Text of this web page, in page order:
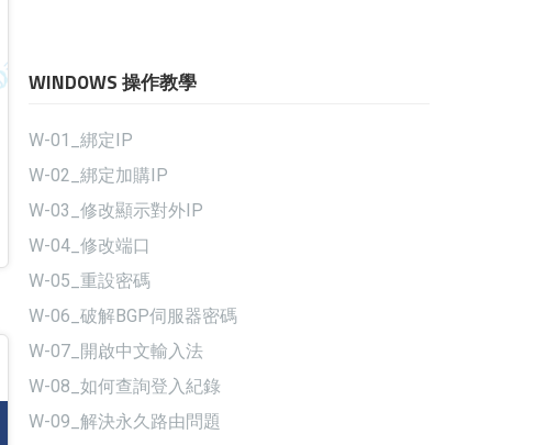
WINDOWS 操作教學
W-01_綁定IP
W-02_綁定加購IP
W-03_修改顯示對外IP
W-04_修改端口
W-05_重設密碼
W-06_破解BGP伺服器密碼
W-07_開啟中文輸入法
W-08_如何查詢登入紀錄
W-09_解決永久路由問題